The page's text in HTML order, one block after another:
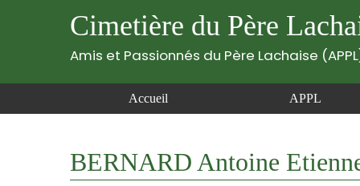
Cimetière du Père
Amis et Passionnés du Père Lachaise
Accueil APPL
BERNARD Antoine